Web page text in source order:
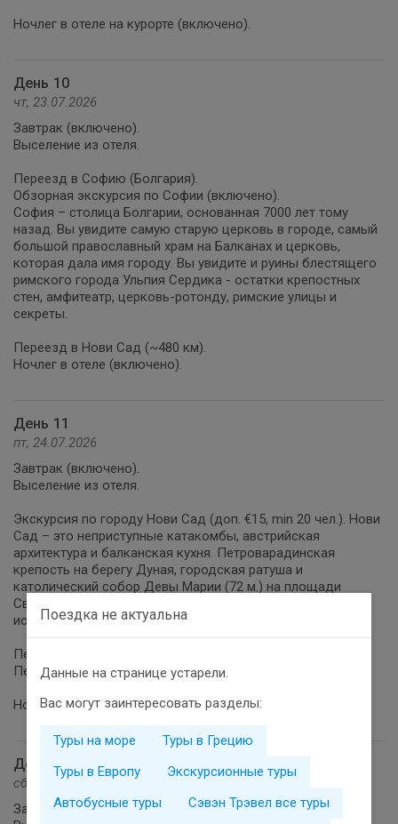
Ночлег в отеле на курорте (включено).
День 10
чт, 23.07.2026
Завтрак (включено).
Выселение из отеля.
Переезд в Софию (Болгария).
Обзорная экскурсия по Софии (включено).
София – столица Болгарии, основанная 7000 лет тому
назад. Вы увидите самую старую церковь в городе, самый
большой православный храм на Балканах и церковь,
которая дала имя городу. Вы увидите и руины блестящего
римского города Ульпия Сердика - остатки крепостных
стен, амфитеатр, церковь-ротонду, римские улицы и
секреты.
Переезд в Нови Сад (~480 км).
Ночлег в отеле (включено).
День 11
пт, 24.07.2026
Завтрак (включено).
Выселение из отеля.
Экскурсия по городу Нови Сад (доп. €15, min 20 чел.). Нови
Сад – это неприступные катакомбы, австрийская
архитектура и балканская кухня. Петроварадинская
крепость на берегу Дуная, городская ратуша и
католический собор Девы Марии (72 м.) на площади
Свободы умеют заинтересовать туристов; а современное
использование дворца князей Дунджерских - удивление.
Переезд в Венгрию (~550 км).
Пересечение границы Сербия/Венгрия.
Ночлег в отеле (включено).
День 12
сб, 25.07.2026
Завтрак (включено).
Поездка не актуальна
Данные на странице устарели.
Вас могут заинтересовать разделы:
Туры на море
Туры в Грецию
Туры в Европу
Экскурсионные туры
Автобусные туры
Сэвэн Трэвел все туры